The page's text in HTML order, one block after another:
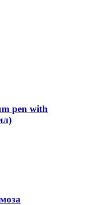
pen with